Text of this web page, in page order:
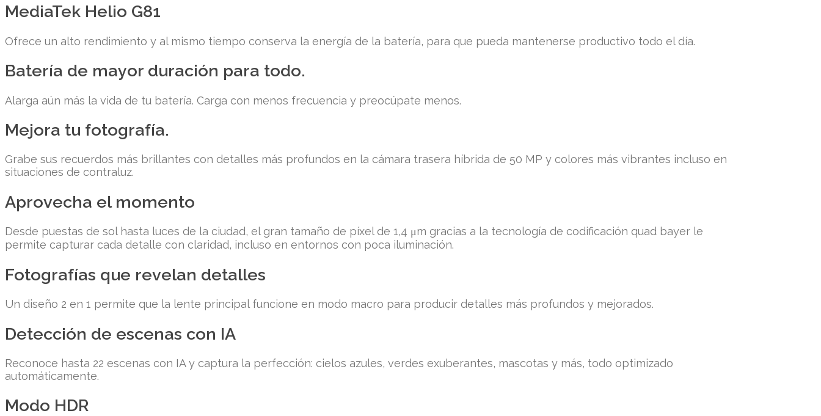
MediaTek Helio G81
Ofrece un alto rendimiento y al mismo tiempo conserva la energía de la batería, para que pueda mantenerse productivo todo el día.
Batería de mayor duración para todo.
Alarga aún más la vida de tu batería. Carga con menos frecuencia y preocúpate menos.
Mejora tu fotografía.
Grabe sus recuerdos más brillantes con detalles más profundos en la cámara trasera híbrida de 50 MP y colores más vibrantes incluso en
situaciones de contraluz.
Aprovecha el momento
Desde puestas de sol hasta luces de la ciudad, el gran tamaño de píxel de 1,4 μm gracias a la tecnología de codificación quad bayer le
permite capturar cada detalle con claridad, incluso en entornos con poca iluminación.
Fotografías que revelan detalles
Un diseño 2 en 1 permite que la lente principal funcione en modo macro para producir detalles más profundos y mejorados.
Detección de escenas con IA
Reconoce hasta 22 escenas con IA y captura la perfección: cielos azules, verdes exuberantes, mascotas y más, todo optimizado
automáticamente.
Modo HDR